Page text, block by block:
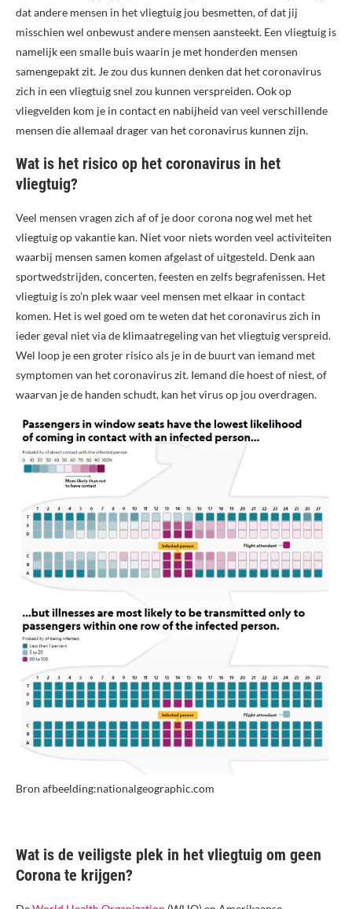
dat andere mensen in het vliegtuig jou besmetten, of dat jij
misschien wel onbewust andere mensen aansteekt. Een vliegtuig is
namelijk een smalle buis waarin je met honderden mensen
samengepakt zit. Je zou dus kunnen denken dat het coronavirus
zich in een vliegtuig snel zou kunnen verspreiden. Ook op
vliegvelden kom je in contact en nabijheid van veel verschillende
mensen die allemaal drager van het coronavirus kunnen zijn.
Wat is het risico op het coronavirus in het
vliegtuig?
Veel mensen vragen zich af of je door corona nog wel met het
vliegtuig op vakantie kan. Niet voor niets worden veel activiteiten
waarbij mensen samen komen afgelast of uitgesteld. Denk aan
sportwedstrijden, concerten, feesten en zelfs begrafenissen. Het
vliegtuig is zo’n plek waar veel mensen met elkaar in contact
komen. Het is wel goed om te weten dat het coronavirus zich in
ieder geval niet via de klimaatregeling van het vliegtuig verspreid.
Wel loop je een groter risico als je in de buurt van iemand met
symptomen van het coronavirus zit. Iemand die hoest of niest, of
waarvan je de handen schudt, kan het virus op jou overdragen.
Bron afbeelding:nationalgeographic.com
Wat is de veiligste plek in het vliegtuig om geen
Corona te krijgen?